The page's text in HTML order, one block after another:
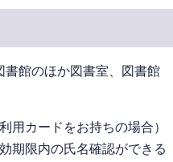
館のほか図書室、図書館
用カードをお持ちの場合）
期限内の氏名確認ができる